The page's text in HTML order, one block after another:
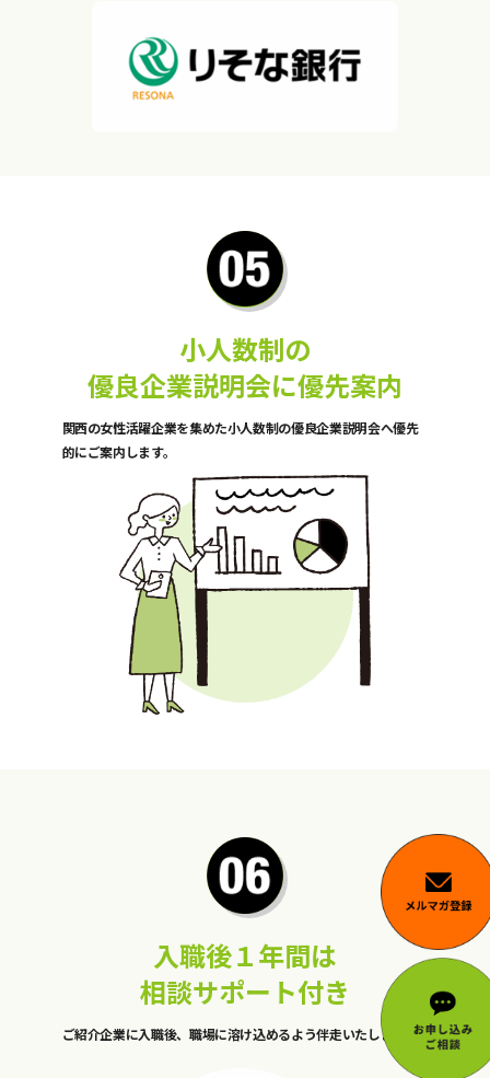
小人数制の
優良企業説明会に優先案内
関西の女性活躍企業を集めた小人数制の優良企業説明会へ優先
的にご案内します。
入職後１年間は
相談サポート付き
ご紹介企業に入職後、職場に溶け込めるよう伴走いたします。